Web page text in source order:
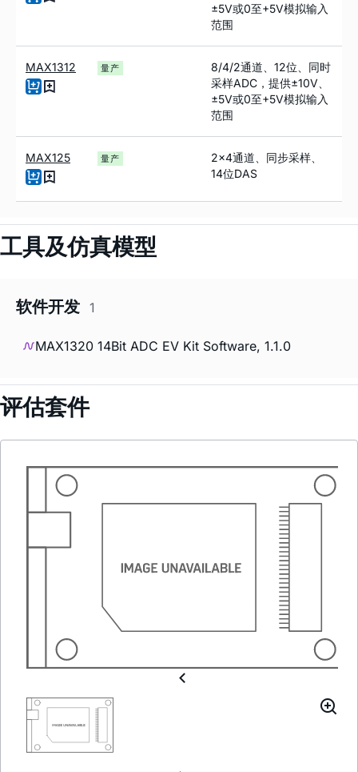
±5V或0至+5V模拟输入
范围
MAX1312 量产
8/4/2通道、12位、同时
采样ADC，提供±10V、
±5V或0至+5V模拟输入
范围
MAX125 量产
2x4通道、同步采样、
14位DAS
工具及仿真模型
软件开发 1
MAX1320 14Bit ADC EV Kit Software, 1.1.0
评估套件